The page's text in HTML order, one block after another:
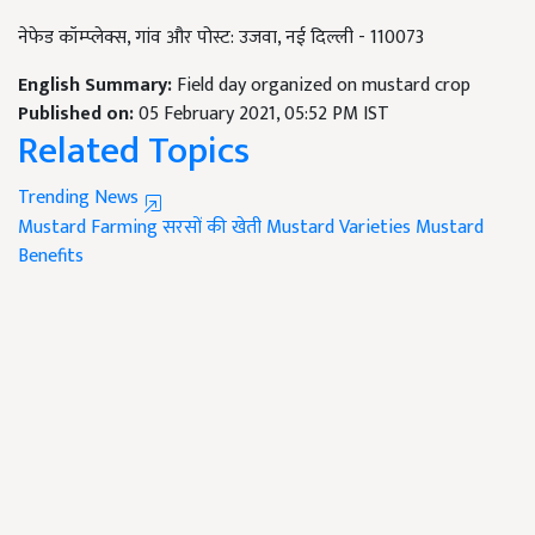
नेफेड कॉम्प्लेक्स, गांव और पोस्ट: उजवा, नई दिल्ली - 110073
English Summary:Field day organized on mustard crop
Published on:05 February 2021, 05:52 PM IST
Related Topics
Trending News
Mustard Farmingसरसों की खेतीMustard Varieties Mustard
Benefits